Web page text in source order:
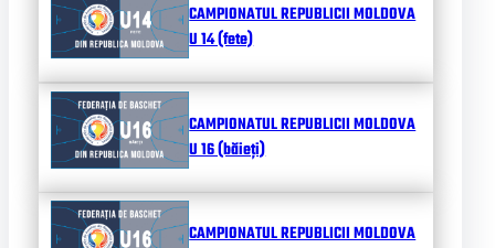
CAMPIONATUL REPUBLICII MOLDOVA
U 14 (fete)
CAMPIONATUL REPUBLICII MOLDOVA
U 16 (băieți)
CAMPIONATUL REPUBLICII MOLDOVA